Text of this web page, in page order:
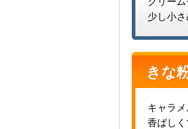
少し小
きな
キャラ
香ばし